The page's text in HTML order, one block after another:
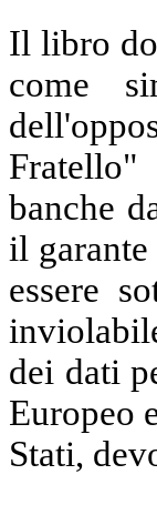
Il libro
come
banche
il
essere
dei dati
Europeo
Stati,